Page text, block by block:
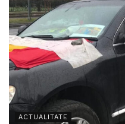
ACTUALITATE